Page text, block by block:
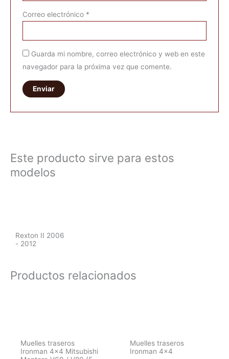
Correo electrónico *
Guarda mi nombre, correo electrónico y web en este
navegador para la próxima vez que comente.
Este producto sirve para estos
modelos
Rexton II 2006
- 2012
Productos relacionados
Muelles traseros
Ironman 4×4 Mitsubishi
Muelles traseros
Ironman 4×4